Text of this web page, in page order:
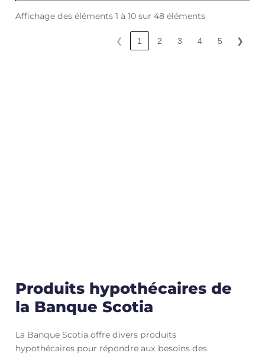
Affichage des éléments 1 à 10 sur 48 éléments
❮ 1 2 3 4 5 ❯
Produits hypothécaires de
la Banque Scotia
La Banque Scotia offre divers produits
hypothécaires pour répondre aux besoins des